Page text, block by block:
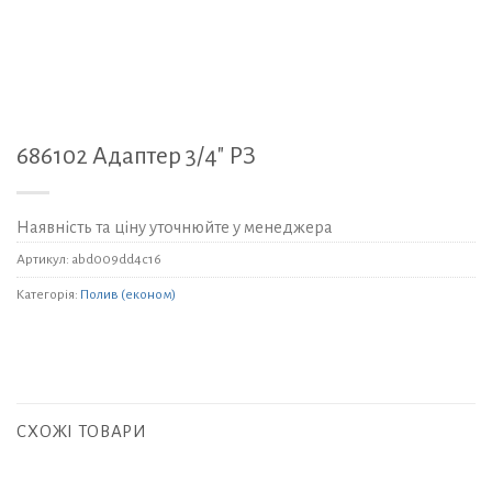
686102 Адаптер 3/4" РЗ
Наявність та ціну уточнюйте у менеджера
Артикул: abd009dd4c16
Категорія: Полив (економ)
СХОЖІ ТОВАРИ